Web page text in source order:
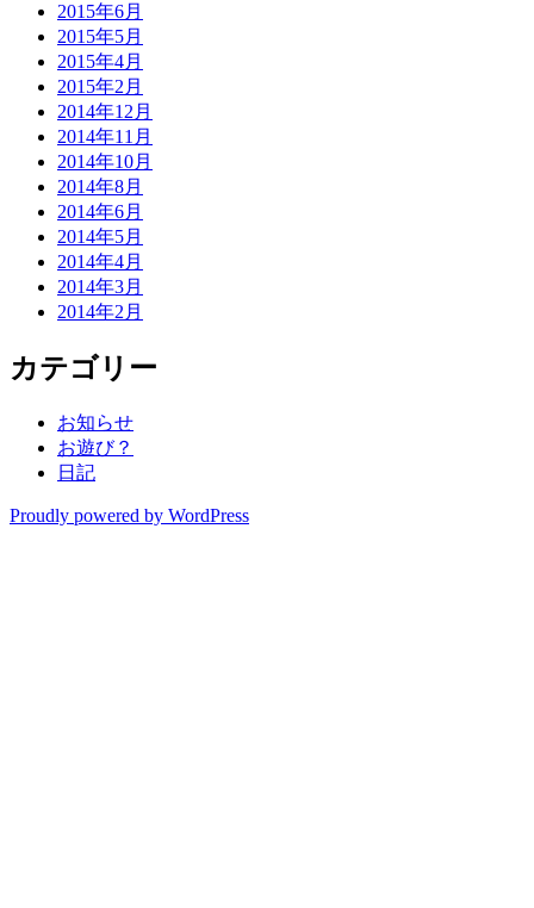
2015年6月
2015年5月
2015年4月
2015年2月
2014年12月
2014年11月
2014年10月
2014年8月
2014年6月
2014年5月
2014年4月
2014年3月
2014年2月
カテゴリー
お知らせ
お遊び？
日記
Proudly powered by WordPress